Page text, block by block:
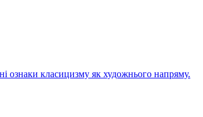
ознаки класицизму як художнього напряму.